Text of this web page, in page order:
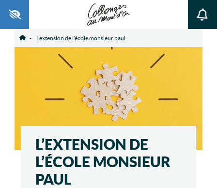
L’extension de l’école monsieur paul
L’EXTENSION DE
L’ÉCOLE MONSIEUR
PAUL
Ouvrir la barre d’outils